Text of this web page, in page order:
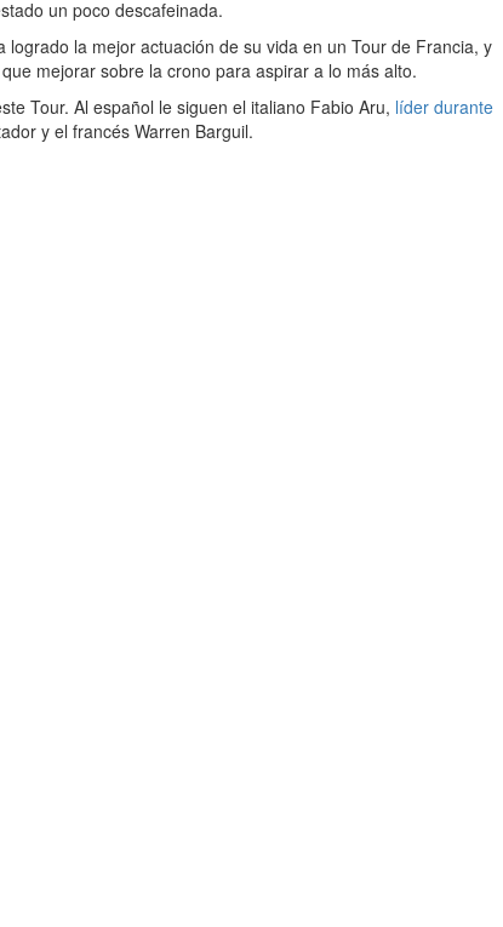
un poco descafeinada.
logrado la mejor actuación de su vida en un Tour de Francia, y
mejorar sobre la crono para aspirar a lo más alto.
Tour. Al español le siguen el italiano Fabio Aru, líder durante
y el francés Warren Barguil.